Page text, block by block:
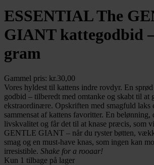
ESSENTIAL The
GIANT kattegodbid
gram
Gammel pris: kr.30,00
Vores hyldest til kattens indre rovdyr. En
godbid – tilberedt med omtanke og skabt til at
ekstraordinære. Opskriften med smagfuld laks
sammensat af kattens favoritter. En belønning,
livskvalitet og får det til at knase præcis, som
GENTLE GIANT – når du ryster bøtten,
smag og en must-have knas, som ingen kan
irresistible. Shake for a rooaar!
Kun 1 tilbage på lager